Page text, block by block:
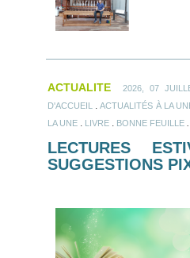
ACTUALITE 2026, 07
D'ACCUEIL
.ACTUALITÉS À LA
LA UNE
LIVRE BONNE FEUILLE
LECTURES
SUGGESTIONS